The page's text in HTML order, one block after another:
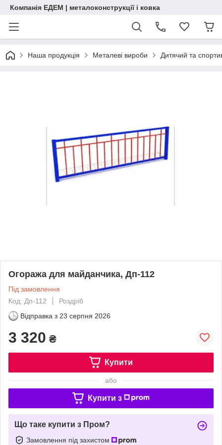
Компанія ЕДЕМ | металоконструкції і ковка
Наша продукція Металеві вироби Дитячий та
Огоража для майданчика, Дп-112
Під замовлення
Код: Дп-112
Роздріб
Відправка з 23 серпня 2026
3 320 ₴
Купити
або
Купити з
Що таке купити з Пром?
Замовлення під захистом